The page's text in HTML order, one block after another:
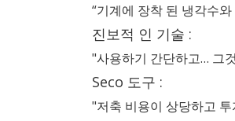
“기계에 장착 된 냉각수
진보적 인 기술 :
"사용하기 간단하고… 그
Seco 도구 :
"저축 비용이 상당하고